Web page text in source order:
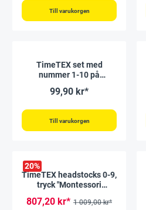
Till varukorgen
TimeTEX set med
nummer 1-10 på
Premium"
99,90 kr*
Till varukorgen
20%
TimeTEX headstocks 0-9,
tryck "Montessori
807,20 kr* 1 009,00 kr*